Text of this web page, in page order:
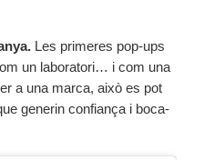
Les primeres pop-ups
un laboratori… i com una
a una marca, això es pot
generin confiança i boca-